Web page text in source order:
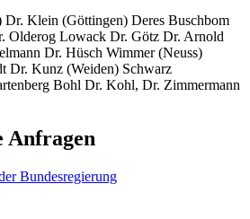
Dr. Klein (Göttingen) Deres Buschbom
Olderog Lowack Dr. Götz Dr. Arnold
Dr. Hüsch Wimmer (Neuss)
Dr. Kunz (Weiden) Schwarz
Bohl Dr. Kohl, Dr. Zimmermann
Anfragen
Bundesregierung